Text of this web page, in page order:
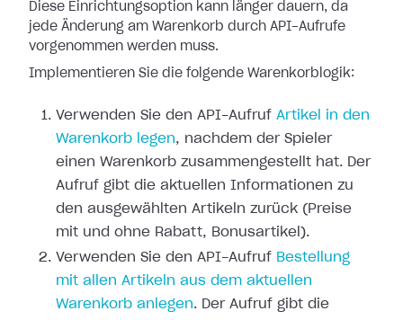
Diese Einrichtungsoption kann länger dauern, da
jede Änderung am Warenkorb durch API-Aufrufe
vorgenommen werden muss.
Implementieren Sie die folgende Warenkorblogik:
Verwenden Sie den API-Aufruf Artikel in den
Warenkorb legen, nachdem der Spieler
einen Warenkorb zusammengestellt hat. Der
Aufruf gibt die aktuellen Informationen zu
den ausgewählten Artikeln zurück (Preise
mit und ohne Rabatt, Bonusartikel).
Verwenden Sie den API-Aufruf Bestellung
mit allen Artikeln aus dem aktuellen
Warenkorb anlegen. Der Aufruf gibt die